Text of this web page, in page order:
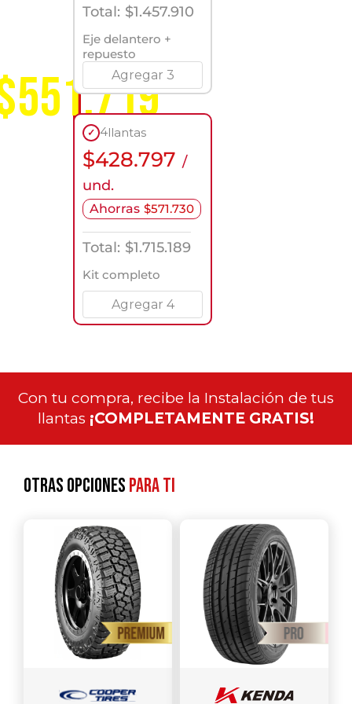
servicio
nivel
nacional
Total: $1.457.910
Eje delantero +
repuesto
Agregar 3
✓ 4llantas
$428.797 /
und.
Ahorras $571.730
Total: $1.715.189
Kit completo
Agregar 4
Con tu compra, recibe la Instalación de tus
llantas ¡COMPLETAMENTE GRATIS!
Otras opcionespara ti